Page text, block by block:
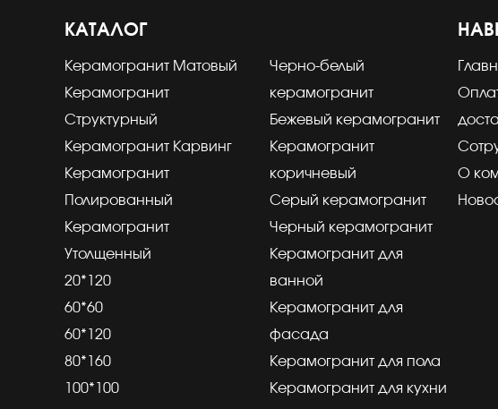
КАТАЛОГ
Керамогранит Матовый
Керамогранит
Структурный
Керамогранит Карвинг
Керамогранит
Полированный
Керамогранит
Утолщенный
20*120
60*60
60*120
80*160
100*100
Черно-белый
керамогранит
Бежевый керамогранит
Керамогранит
коричневый
Серый керамогранит
Черный керамогранит
Керамогранит для
ванной
Керамогранит для
фасада
Керамогранит для пола
Керамогранит для кухни
О